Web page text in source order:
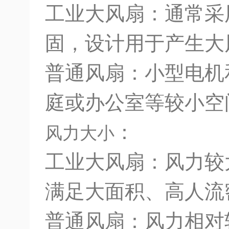
工业大风扇：通常
固，设计用于产生
普通风扇：小型电
庭或办公室等较小
风力大小 ：
工业大风扇：风力
满足大面积、高人
普通风扇：风力相